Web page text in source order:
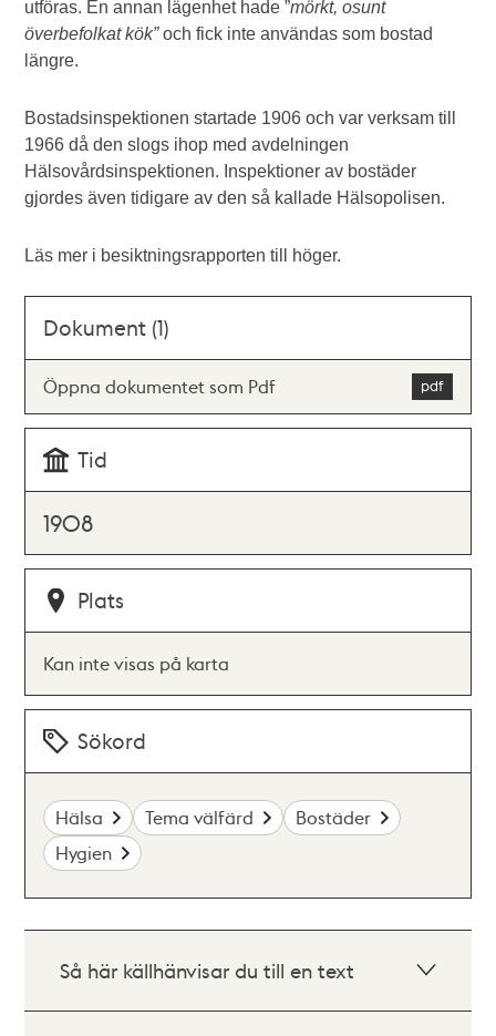
utföras. En annan lägenhet hade ”mörkt, osunt
överbefolkat kök”och fick inte användas som bostad
längre.
Bostadsinspektionen startade 1906 och var verksam till
1966 då den slogs ihop med avdelningen
Hälsovårdsinspektionen. Inspektioner av bostäder
gjordes även tidigare av den så kallade Hälsopolisen.
Läs mer i besiktningsrapporten till höger.
Dokument (1)
Öppna dokumentet som Pdf
Tid
1908
Plats
Kan inte visas på karta
Sökord
Hälsa Tema välfärd
Bostäder
Hygien
Så här källhänvisar du till en text